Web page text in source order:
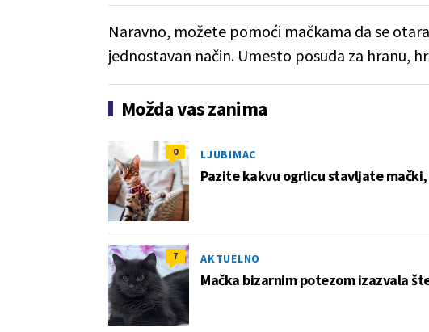
Naravno, možete pomoći mačkama da se
jednostavan način. Umesto posuda za hranu,
Možda vas zanima
0 LJUBIMAC
Pazite kakvu ogrlicu stavljate
7 AKTUELNO
Mačka bizarnim potezom izazvala